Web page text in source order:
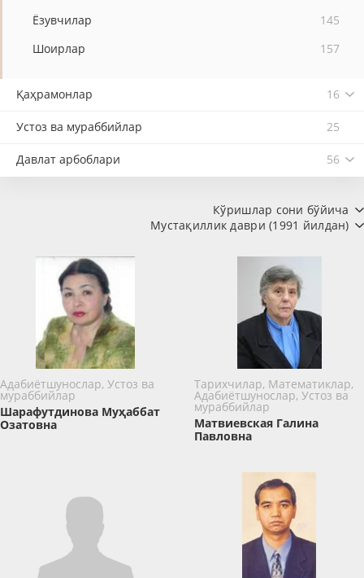
Ёзувчилар
145
Шоирлар
157
Қаҳрамонлар 16
Устоз ва мураббийлар 25
Давлат арбоблари 56
Кўришлар сони бўйича
Мустақиллик даври (1991 йилдан)
Адабиётшунослар, Устоз ва
мураббийлар
Шарафутдинова Муҳаббат
Озатовна
Тарихчилар, Математиклар,
Адабиётшунослар, Устоз ва
мураббийлар
Матвиевская Галина
Павловна